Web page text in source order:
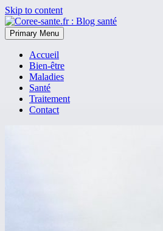
Skip to content
Primary Menu
Accueil
Bien-être
Maladies
Santé
Traitement
Contact